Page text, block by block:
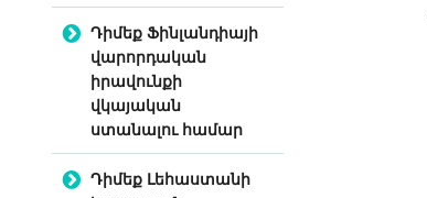
Դիմեք Ֆինլանդիայի
վարորդական
իրավունքի
վկայական
ստանալու համար
Դիմեք Լեհաստանի